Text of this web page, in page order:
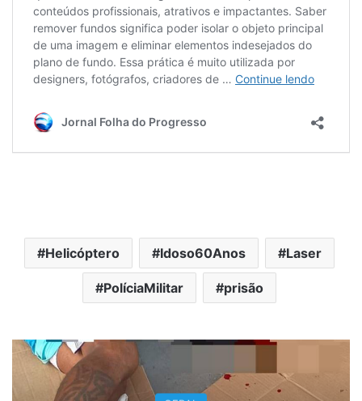
Helicóptero Idoso60Anos Laser
PolíciaMilitar prisão